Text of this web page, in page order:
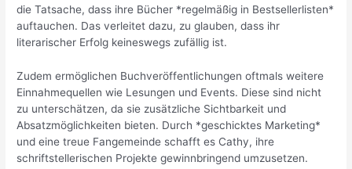
die Tatsache, dass ihre Bücher *regelmäßig in Bestsellerlisten*
auftauchen. Das verleitet dazu, zu glauben, dass ihr
literarischer Erfolg keineswegs zufällig ist.
Zudem ermöglichen Buchveröffentlichungen oftmals weitere
Einnahmequellen wie Lesungen und Events. Diese sind nicht
zu unterschätzen, da sie zusätzliche Sichtbarkeit und
Absatzmöglichkeiten bieten. Durch *geschicktes Marketing*
und eine treue Fangemeinde schafft es Cathy, ihre
schriftstellerischen Projekte gewinnbringend umzusetzen.